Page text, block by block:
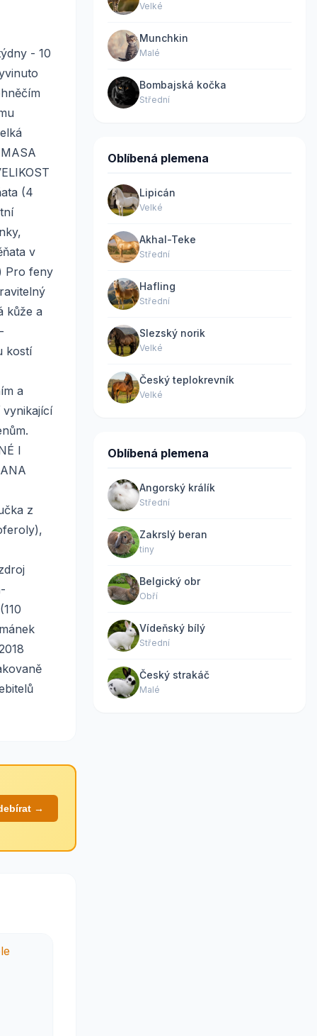
- 10
(4
v
Pro feny
kůže a
kostí
a
I
z
→
Velké
Munchkin
Malé
Bombajská kočka
Střední
Oblíbená plemena
Lipicán
Velké
Akhal-Teke
Střední
Hafling
Střední
Slezský norik
Velké
Český teplokrevník
Velké
Oblíbená plemena
Angorský králík
Střední
Zakrslý beran
tiny
Belgický obr
Obří
Vídeňský bílý
Střední
Český strakáč
Malé